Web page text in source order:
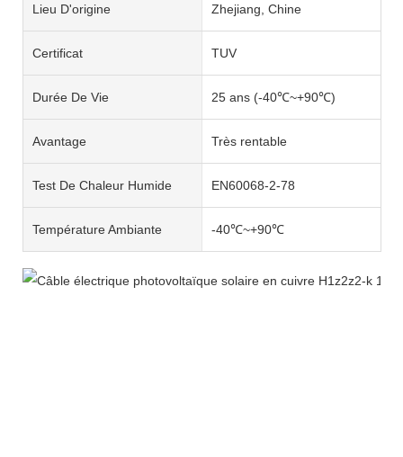
Lieu D'origine Zhejiang, Chine
Certificat TUV
Durée De Vie 25 ans (-40℃~+90℃)
Avantage Très rentable
Test De Chaleur Humide EN60068-2-78
Température Ambiante -40℃~+90℃